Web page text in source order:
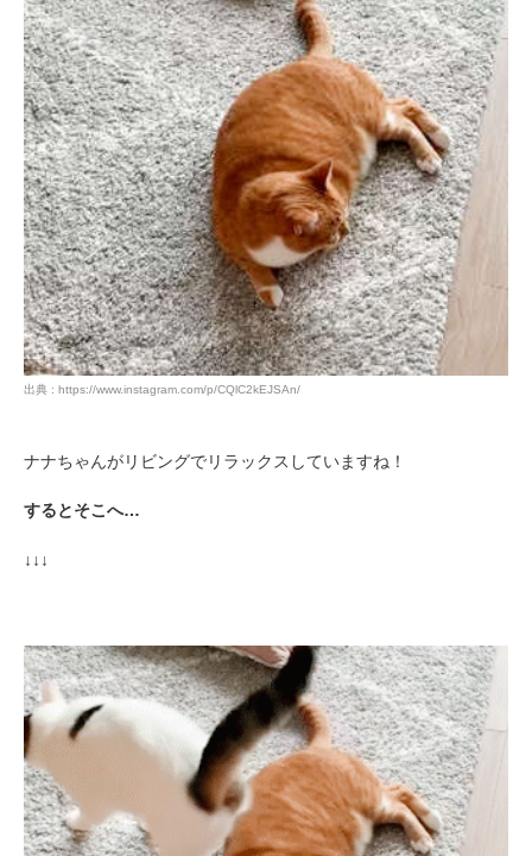
出典 : https://www.instagram.com/p/CQlC2kEJSAn/
ナナちゃんがリビングでリラックスしていますね！
するとそこへ…
↓↓↓